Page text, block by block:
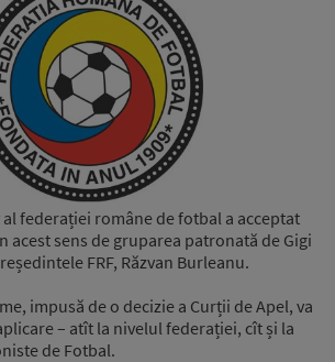
federației române de fotbal a acceptat
acest sens de gruparea patronată de Gigi
FRF, Răzvan Burleanu.
impusă de o decizie a Curții de Apel, va
– atît la nivelul federației, cît și la
de Fotbal.